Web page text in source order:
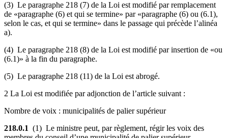
(3) Le paragraphe 218 (7) de la Loi est modifié par remplacement
de «paragraphe (6) et qui se termine» par «paragraphe (6) ou (6.1),
selon le cas, et qui se termine» dans le passage qui précède l’alinéa
a).
(4) Le paragraphe 218 (8) de la Loi est modifié par insertion de «ou
(6.1)» à la fin du paragraphe.
(5) Le paragraphe 218 (11) de la Loi est abrogé.
2 La Loi est modifiée par adjonction de l’article suivant :
Nombre de voix : municipalités de palier supérieur
218.0.1 (1) Le ministre peut, par règlement, régir les voix des